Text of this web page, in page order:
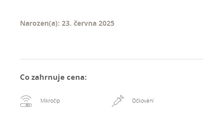
Narozen(a): 23. června 2025
Co zahrnuje cena:
Mikročip Očkování